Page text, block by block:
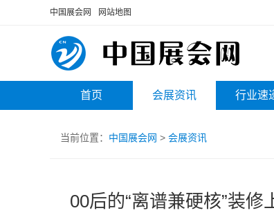
中国展会网 网站地图
首页 会展资讯 行业速
当前位置： 中国展会网 > 会展资讯
00后的“离谱兼硬核”装